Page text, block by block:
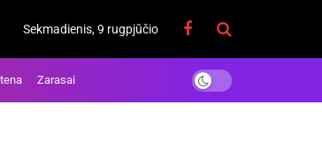
Sekmadienis, 9 rugpjūčio
Zarasai